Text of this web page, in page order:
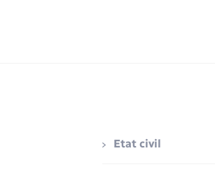
Etat civil